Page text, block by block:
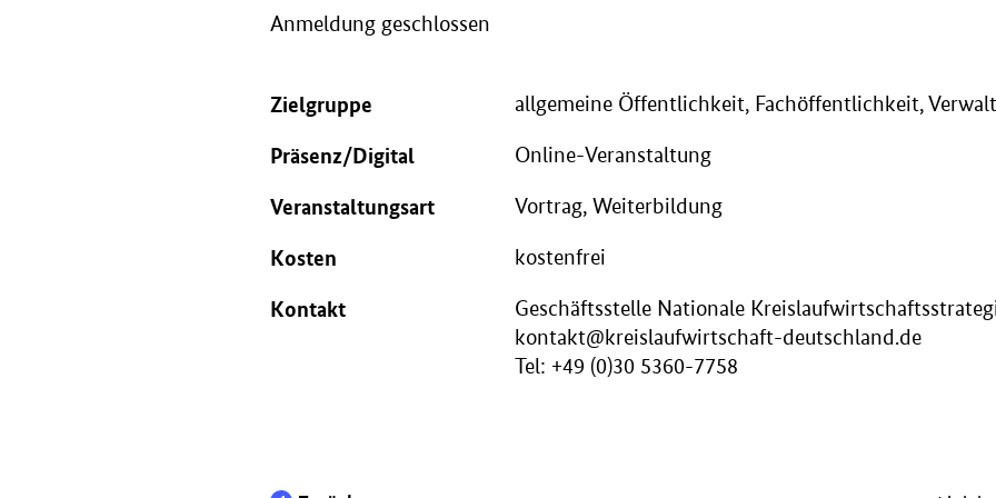
Anmeldung geschlossen
Zielgruppe allgemeine Öffentlichkeit, Fachöffentlichkeit,
Präsenz/Digital Online-Veranstaltung
Veranstaltungsart Vortrag, Weiterbildung
Kosten kostenfrei
Kontakt
Geschäftsstelle Nationale
kontakt@kreislaufwirtschaft-deutschland.de
Tel: +49 (0)30 5360-7758